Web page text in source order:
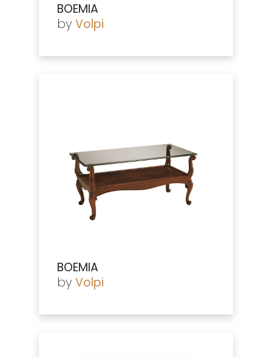
BOEMIA
by Volpi
BOEMIA
by Volpi